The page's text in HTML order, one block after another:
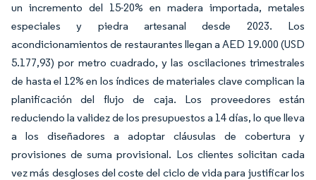
un incremento del 15-20% en madera importada, metales
especiales y piedra artesanal desde 2023. Los
acondicionamientos de restaurantes llegan a AED 19.000 (USD
5.177,93) por metro cuadrado, y las oscilaciones trimestrales
de hasta el 12% en los índices de materiales clave complican la
planificación del flujo de caja. Los proveedores están
reduciendo la validez de los presupuestos a 14 días, lo que lleva
a los diseñadores a adoptar cláusulas de cobertura y
provisiones de suma provisional. Los clientes solicitan cada
vez más desgloses del coste del ciclo de vida para justificar los